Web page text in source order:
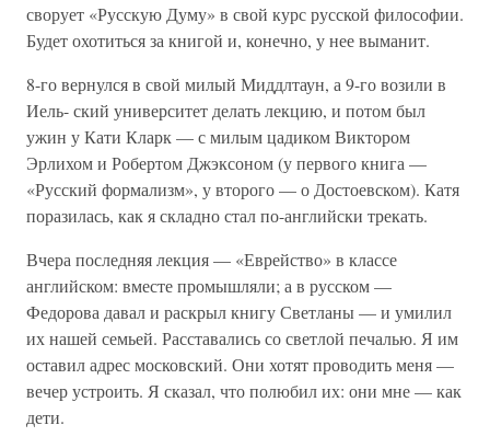
сворует «Русскую Думу» в свой курс русской философии.
Будет охотиться за книгой и, конечно, у нее выманит.
8-го вернулся в свой милый Миддлтаун, а 9-го возили в
Иель- ский университет делать лекцию, и потом был
ужин у Кати Кларк — с милым цадиком Виктором
Эрлихом и Робертом Джэксоном (у первого книга —
«Русский формализм», у второго — о Достоевском). Катя
поразилась, как я складно стал по-английски трекать.
Вчера последняя лекция — «Еврейство» в классе
английском: вместе промышляли; а в русском —
Федорова давал и раскрыл книгу Светланы — и умилил
их нашей семьей. Расставались со светлой печалью. Я им
оставил адрес московский. Они хотят проводить меня —
вечер устроить. Я сказал, что полюбил их: они мне — как
дети.